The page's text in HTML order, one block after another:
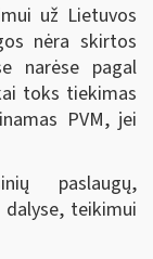
už Lietuvos
nėra skirtos
narėse pagal
toks tiekimas
PVM, jei
paslaugų,
teikimui